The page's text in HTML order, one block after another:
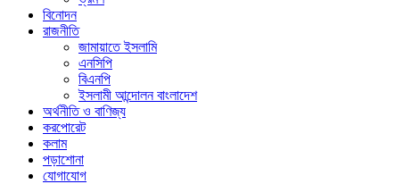
বিনোদন
রাজনীতি
জামায়াতে ইসলামি
এনসিপি
বিএনপি
ইসলামী আন্দোলন বাংলাদেশ
অর্থনীতি ও বাণিজ্য
করপোরেট
কলাম
পড়াশোনা
যোগাযোগ